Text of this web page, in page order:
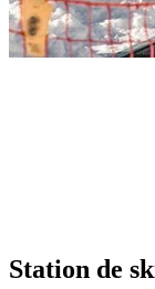
Station de